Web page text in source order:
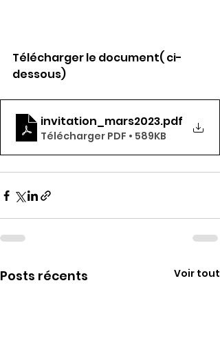
Télécharger le document( ci-
dessous)
invitation_mars2023.pdf
Télécharger PDF • 589KB
Posts récents Voir tout